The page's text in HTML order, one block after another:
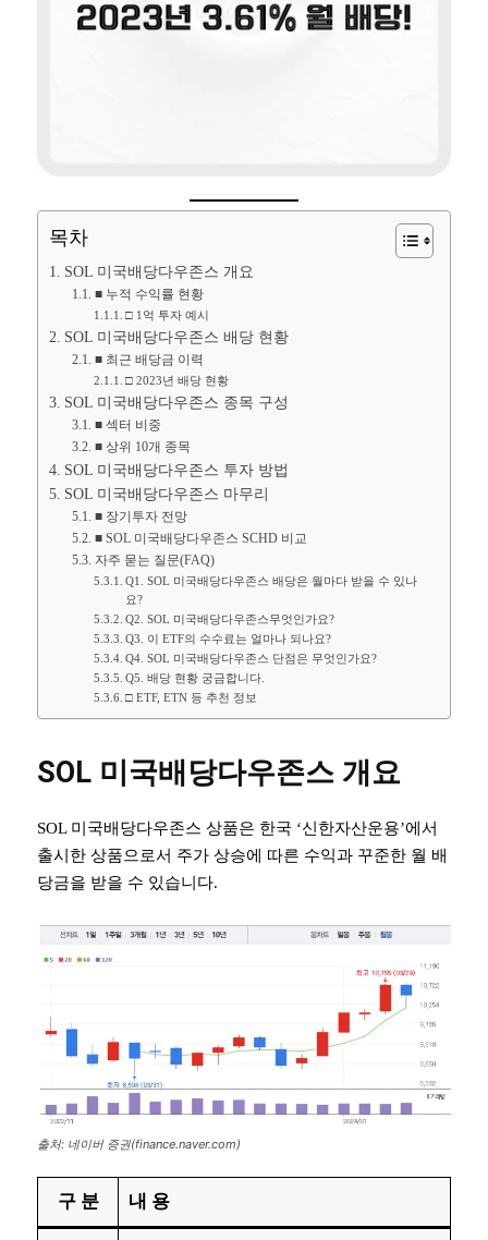
목차
SOL 미국배당다우존스 개요
■ 누적 수익률 현황
□ 1억 투자 예시
SOL 미국배당다우존스 배당 현황
■ 최근 배당금 이력
□ 2023년 배당 현황
SOL 미국배당다우존스 종목 구성
■ 섹터 비중
■ 상위 10개 종목
SOL 미국배당다우존스 투자 방법
SOL 미국배당다우존스 마무리
■ 장기투자 전망
■ SOL 미국배당다우존스 SCHD 비교
자주 묻는 질문(FAQ)
Q1. SOL 미국배당다우존스 배당은 월마다 받을 수 있나
요?
Q2. SOL 미국배당다우존스무엇인가요?
Q3. 이 ETF의 수수료는 얼마나 되나요?
Q4. SOL 미국배당다우존스 단점은 무엇인가요?
Q5. 배당 현황 궁금합니다.
□ ETF, ETN 등 추천 정보
SOL 미국배당다우존스 개요
SOL 미국배당다우존스 상품은 한국 ‘신한자산운용’에서
출시한 상품으로서 주가 상승에 따른 수익과 꾸준한 월 배
당금을 받을 수 있습니다.
출처: 네이버 증권(finance.naver.com)
구 분 내 용